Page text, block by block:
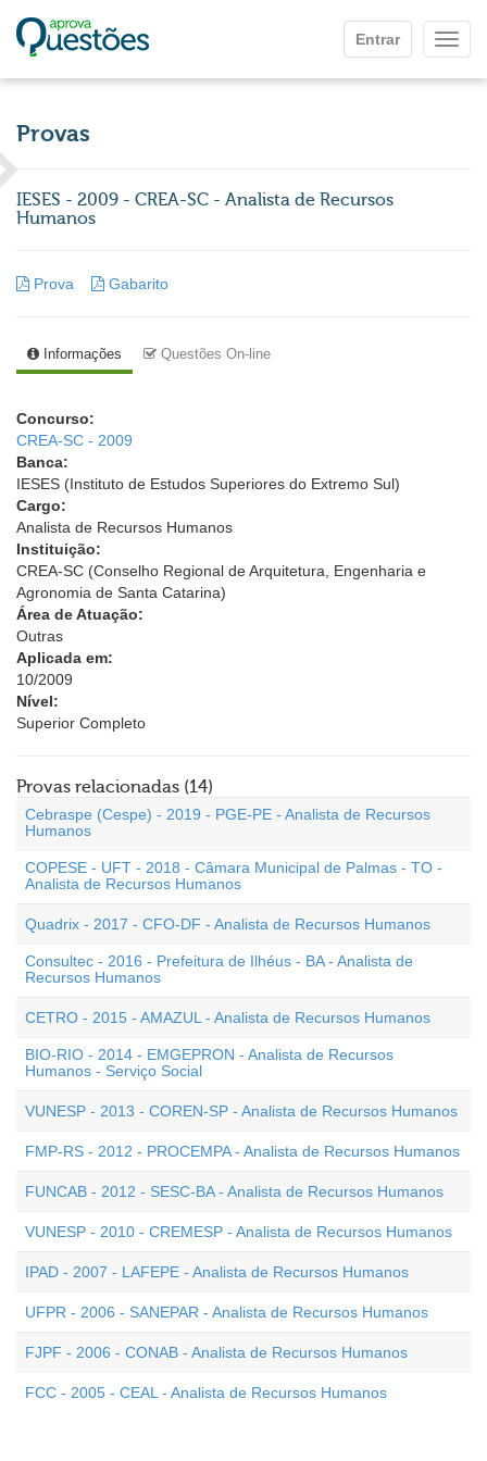
Entrar
Provas
IESES - 2009 - CREA-SC - Analista de Recursos
Humanos
Prova Gabarito
Informações Questões On-line
Concurso:
CREA-SC - 2009
Banca:
IESES (Instituto de Estudos Superiores do Extremo Sul)
Cargo:
Analista de Recursos Humanos
Instituição:
CREA-SC (Conselho Regional de Arquitetura, Engenharia e
Agronomia de Santa Catarina)
Área de Atuação:
Outras
Aplicada em:
10/2009
Nível:
Superior Completo
Provas relacionadas (14)
Cebraspe (Cespe) - 2019 - PGE-PE - Analista de Recursos
Humanos
COPESE - UFT - 2018 - Câmara Municipal de Palmas - TO -
Analista de Recursos Humanos
Quadrix - 2017 - CFO-DF - Analista de Recursos Humanos
Consultec - 2016 - Prefeitura de Ilhéus - BA - Analista de
Recursos Humanos
CETRO - 2015 - AMAZUL - Analista de Recursos Humanos
BIO-RIO - 2014 - EMGEPRON - Analista de Recursos
Humanos - Serviço Social
VUNESP - 2013 - COREN-SP - Analista de Recursos Humanos
FMP-RS - 2012 - PROCEMPA - Analista de Recursos Humanos
FUNCAB - 2012 - SESC-BA - Analista de Recursos Humanos
VUNESP - 2010 - CREMESP - Analista de Recursos Humanos
IPAD - 2007 - LAFEPE - Analista de Recursos Humanos
UFPR - 2006 - SANEPAR - Analista de Recursos Humanos
FJPF - 2006 - CONAB - Analista de Recursos Humanos
FCC - 2005 - CEAL - Analista de Recursos Humanos